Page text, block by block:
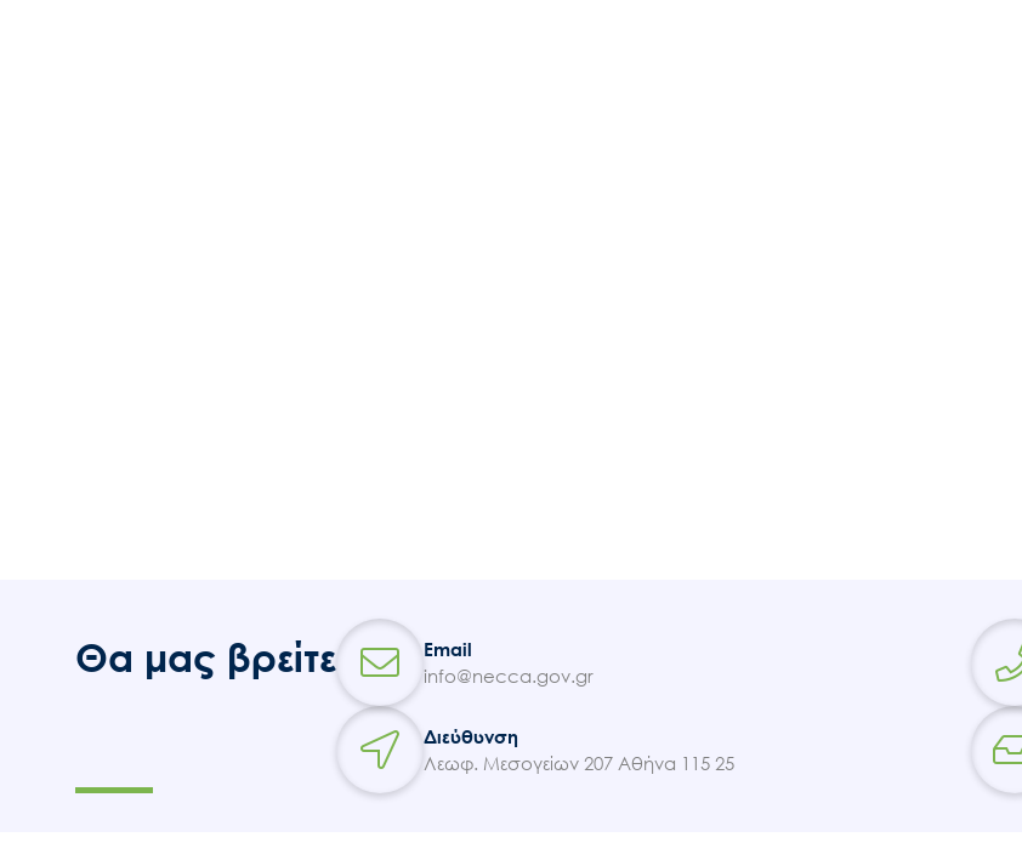
Θα μας βρείτε
Email
info@necca.gov.gr
Διεύθυνση
Λεωφ. Μεσογείων 207 Αθήνα 115 25